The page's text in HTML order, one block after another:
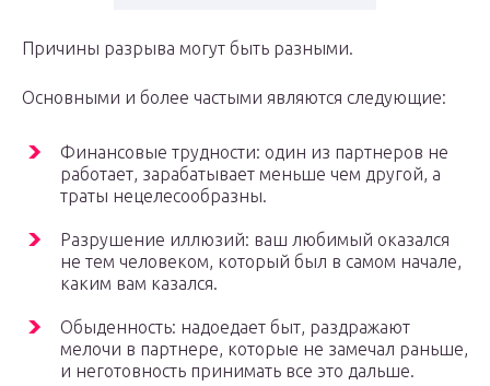
Причины разрыва могут быть разными.
Основными и более частыми являются следующие:
Финансовые трудности: один из партнеров не
работает, зарабатывает меньше чем другой, а
траты нецелесообразны.
Разрушение иллюзий: ваш любимый оказался
не тем человеком, который был в самом начале,
каким вам казался.
Обыденность: надоедает быт, раздражают
мелочи в партнере, которые не замечал раньше,
и неготовность принимать все это дальше.